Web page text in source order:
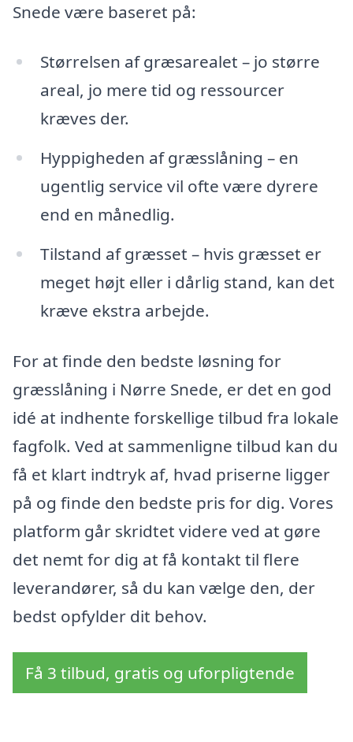
Snede være baseret på:
Størrelsen af græsarealet – jo større
areal, jo mere tid og ressourcer
kræves der.
Hyppigheden af græsslåning – en
ugentlig service vil ofte være dyrere
end en månedlig.
Tilstand af græsset – hvis græsset er
meget højt eller i dårlig stand, kan det
kræve ekstra arbejde.
For at finde den bedste løsning for
græsslåning i Nørre Snede, er det en god
idé at indhente forskellige tilbud fra lokale
fagfolk. Ved at sammenligne tilbud kan du
få et klart indtryk af, hvad priserne ligger
på og finde den bedste pris for dig. Vores
platform går skridtet videre ved at gøre
det nemt for dig at få kontakt til flere
leverandører, så du kan vælge den, der
bedst opfylder dit behov.
Få 3 tilbud, gratis og uforpligtende